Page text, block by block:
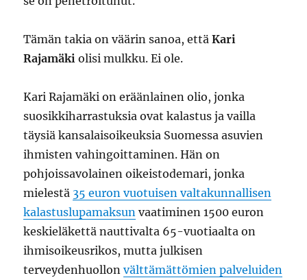
Tämän takia on väärin sanoa, ettäKari
Rajamäki olisi mulkku. Ei ole.
Kari Rajamäki on eräänlainen olio, jonka
suosikkiharrastuksia ovat kalastus ja vailla
täysiä kansalaisoikeuksia Suomessa asuvien
ihmisten vahingoittaminen. Hän on
pohjoissavolainen oikeistodemari, jonka
mielestä 35 euron vuotuisen valtakunnallisen
kalastuslupamaksun vaatiminen 1500 euron
keskieläkettä nauttivalta 65-vuotiaalta on
ihmisoikeusrikos, mutta julkisen
terveydenhuollonvälttämättömien palveluiden